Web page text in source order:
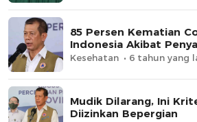
85 Persen Kematian
Indonesia Akibat
Kesehatan 6 tahun yang
Mudik Dilarang, Ini
Diizinkan Bepergian